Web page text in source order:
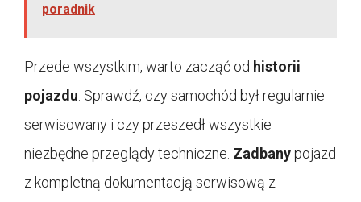
poradnik
Przede wszystkim, warto zacząć od historii
pojazdu . Sprawdź, czy samochód był regularnie
serwisowany i czy przeszedł wszystkie
niezbędne przeglądy techniczne. Zadbanypojazd
z kompletną dokumentacją serwisową z